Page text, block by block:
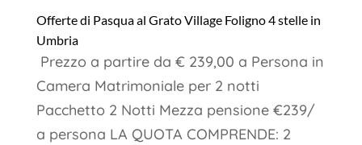
Offerte di Pasqua al Grato Village Foligno 4 stelle in
Umbria
Prezzo a partire da € 239,00 a Persona in
Camera Matrimoniale per 2 notti
Pacchetto 2 Notti Mezza pensione €239/
a persona LA QUOTA COMPRENDE: 2